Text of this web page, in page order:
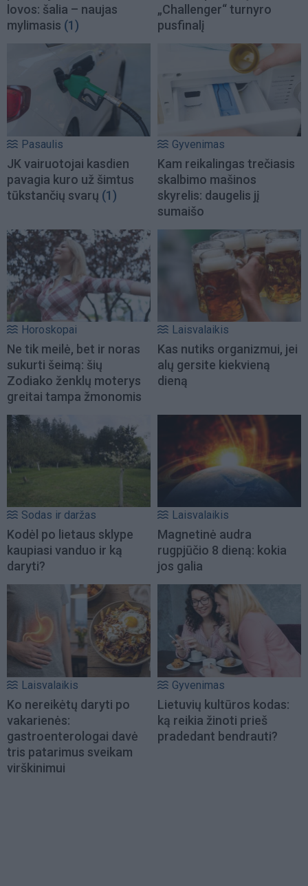
lovos: šalia – naujas
mylimasis (1)
„Challenger“ turnyro
pusfinalį
Pasaulis
JK vairuotojai kasdien
pavagia kuro už šimtus
tūkstančių svarų (1)
Gyvenimas
Kam reikalingas trečiasis
skalbimo mašinos
skyrelis: daugelis jį
sumaišo
Horoskopai
Ne tik meilė, bet ir noras
sukurti šeimą: šių
Zodiako ženklų moterys
greitai tampa žmonomis
Laisvalaikis
Kas nutiks organizmui, jei
alų gersite kiekvieną
dieną
Sodas ir daržas
Kodėl po lietaus sklype
kaupiasi vanduo ir ką
daryti?
Laisvalaikis
Magnetinė audra
rugpjūčio 8 dieną: kokia
jos galia
Laisvalaikis
Ko nereikėtų daryti po
vakarienės:
gastroenterologai davė
tris patarimus sveikam
virškinimui
Gyvenimas
Lietuvių kultūros kodas:
ką reikia žinoti prieš
pradedant bendrauti?